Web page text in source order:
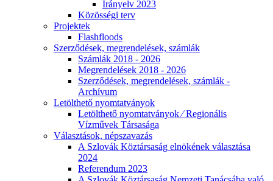
Irányelv 2023
Közösségi terv
Projektek
Flashfloods
Szerződések, megrendelések, számlák
Számlák 2018 - 2026
Megrendelések 2018 - 2026
Szerződések, megrendelések, számlák -
Archívum
Letölthető nyomtatványok
Letölthető nyomtatványok ⁄ Regionális
Vízművek Társasága
Választások, népszavazás
A Szlovák Köztársaság elnökének választása
2024
Referendum 2023